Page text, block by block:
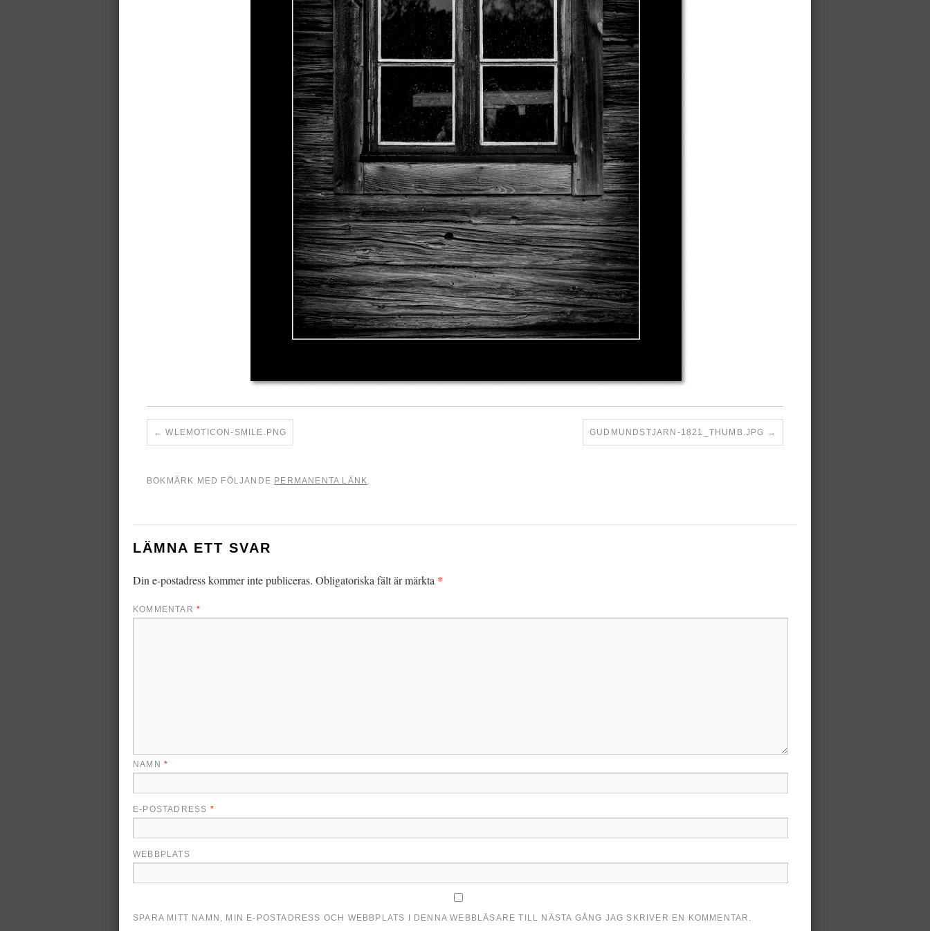
WLEMOTICON-SMILE.PNG GUDMUNDSTJARN-1821_THUMB.JPG
BOKMÄRK MED FÖLJANDE PERMANENTA LÄNK
LÄMNA ETT SVAR
Din e-postadress kommer inte publiceras. Obligatoriska fält är märkta *
KOMMENTAR *
NAMN *
E-POSTADRESS *
WEBBPLATS
SPARA MITT NAMN, MIN E-POSTADRESS OCH WEBBPLATS I DENNA WEBBLÄSARE TILL NÄSTA GÅNG JAG SKRIVER EN KOMMENTAR.